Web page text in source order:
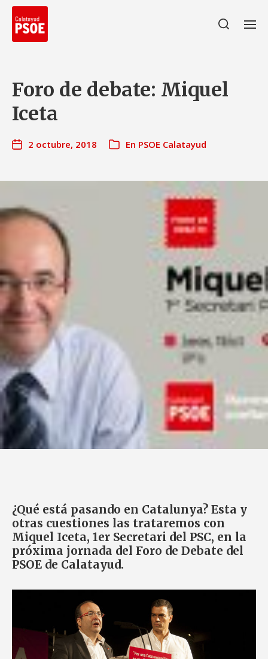
Foro de debate: Miquel
Iceta
2 octubre, 2018 En PSOE Calatayud
¿Qué está pasando en Catalunya? Esta y
otras cuestiones las trataremos con
Miquel Iceta, 1er Secretari del PSC, en la
próxima jornada del Foro de Debate del
PSOE de Calatayud.